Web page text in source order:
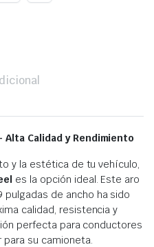
Alta Calidad y Rendimiento
y la estética de tu vehículo,
es la opción ideal. Este aro
pulgadas de ancho ha sido
calidad, resistencia y
perfecta para conductores
su camioneta.